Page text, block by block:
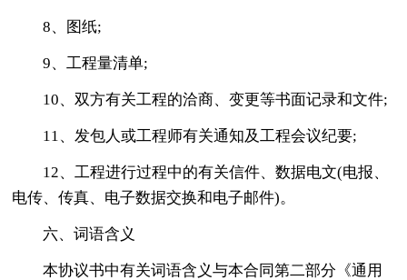
8、图纸;
9、工程量清单;
10、双方有关工程的洽商、变更等书面记录和文件;
11、发包人或工程师有关通知及工程会议纪要;
12、工程进行过程中的有关信件、数据电文(电报、
电传、传真、电子数据交换和电子邮件)。
六、词语含义
本协议书中有关词语含义与本合同第二部分《通用